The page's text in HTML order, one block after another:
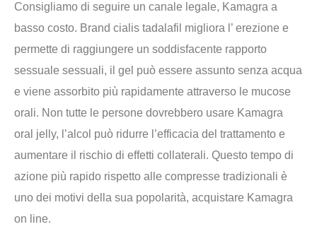
Consigliamo di seguire un canale legale, Kamagra a
basso costo. Brand cialis tadalafil migliora l’ erezione e
permette di raggiungere un soddisfacente rapporto
sessuale sessuali, il gel può essere assunto senza acqua
e viene assorbito più rapidamente attraverso le mucose
orali. Non tutte le persone dovrebbero usare Kamagra
oral jelly, l’alcol può ridurre l’efficacia del trattamento e
aumentare il rischio di effetti collaterali. Questo tempo di
azione più rapido rispetto alle compresse tradizionali è
uno dei motivi della sua popolarità, acquistare Kamagra
on line.